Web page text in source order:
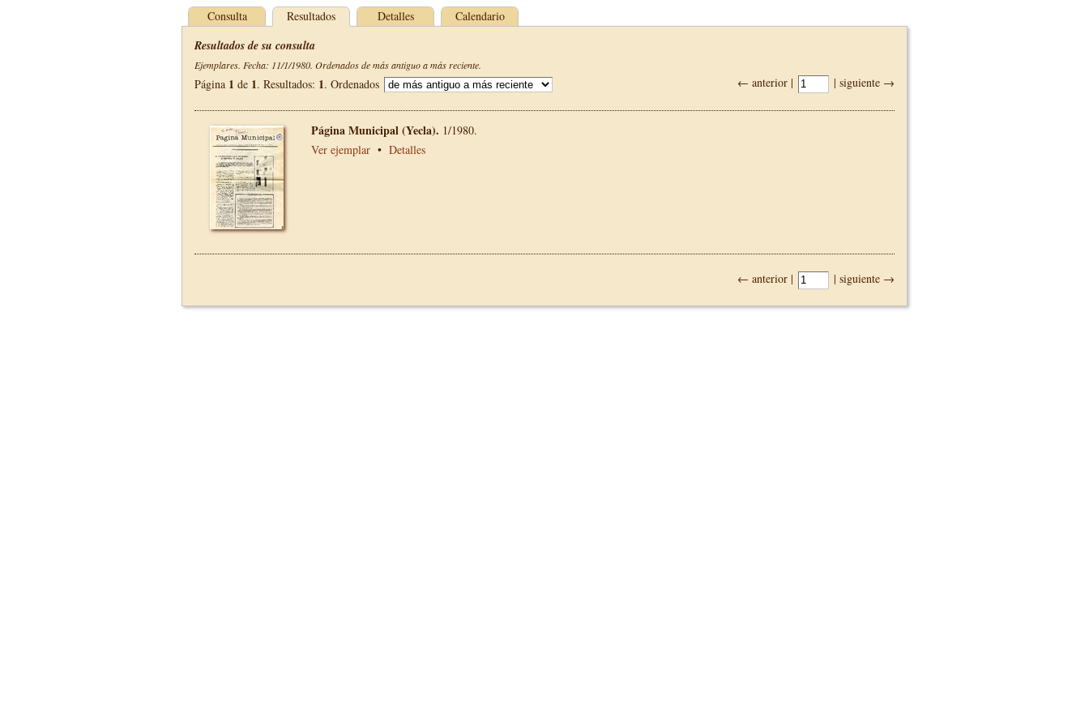
Consulta Resultados Detalles Calendario
Resultados de su consulta
Ejemplares. Fecha: 11/1/1980. Ordenados de más antiguo a más reciente.
← anterior | | siguiente →
Página 1 de 1. Resultados: 1. Ordenados
Página Municipal (Yecla). 1/1980.
Ver ejemplar • Detalles
← anterior | | siguiente →